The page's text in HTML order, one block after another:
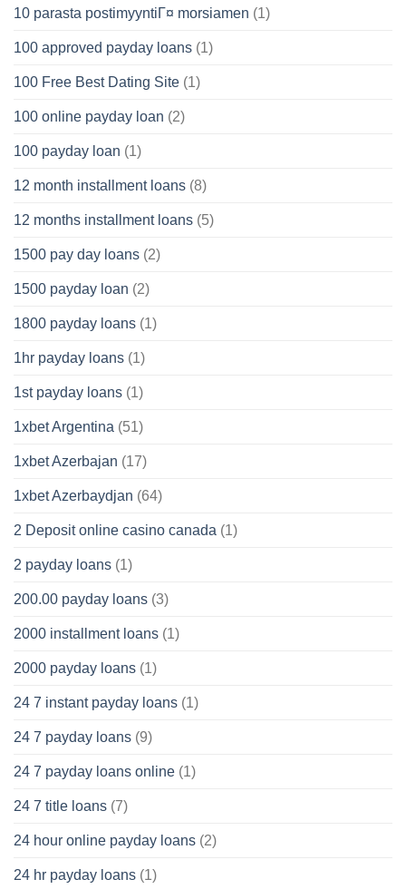
10 parasta postimyyntiГ¤ morsiamen (1)
100 approved payday loans (1)
100 Free Best Dating Site (1)
100 online payday loan (2)
100 payday loan (1)
12 month installment loans (8)
12 months installment loans (5)
1500 pay day loans (2)
1500 payday loan (2)
1800 payday loans (1)
1hr payday loans (1)
1st payday loans (1)
1xbet Argentina (51)
1xbet Azerbajan (17)
1xbet Azerbaydjan (64)
2 Deposit online casino canada (1)
2 payday loans (1)
200.00 payday loans (3)
2000 installment loans (1)
2000 payday loans (1)
24 7 instant payday loans (1)
24 7 payday loans (9)
24 7 payday loans online (1)
24 7 title loans (7)
24 hour online payday loans (2)
24 hr payday loans (1)